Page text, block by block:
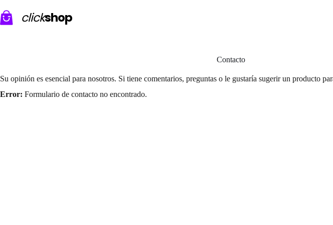
al
contenidoclickshop
Contacto
Su opinión es esencial para nosotros. Si tiene comentarios, preguntas o le gustaría sugerir un producto
Error: Formulario de contacto no encontrado.